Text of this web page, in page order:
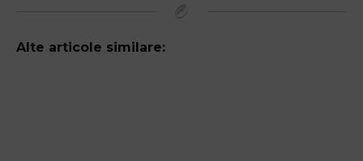
Alte articole similare: